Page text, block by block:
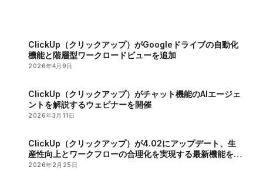
ClickUp（クリックアップ）がGoogleドライブの自動化
機能と階層型ワークロードビューを追加
2026年4月9日
ClickUp（クリックアップ）がチャット機能のAIエージェ
ントを解説するウェビナーを開催
2026年3月11日
ClickUp（クリックアップ）が4.02にアップデート、生
産性向上とワークフローの合理化を実現する最新機能を発
表
2026年2月25日